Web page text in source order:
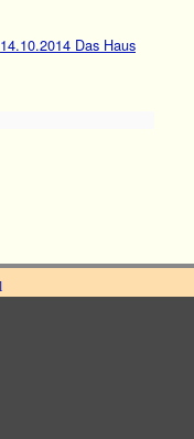
14.10.2014 Das Haus